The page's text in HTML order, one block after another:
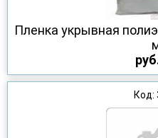
Пленка укрывная
Код: